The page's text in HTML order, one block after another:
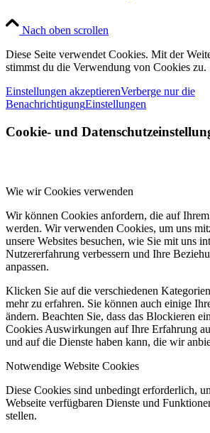
Nach oben scrollen
Diese Seite verwendet Cookies. Mit der
stimmst du die Verwendung von Cookies zu.
Einstellungen akzeptierenVerberge nur die
BenachrichtigungEinstellungen
Cookie- und
Wie wir Cookies verwenden
Wir können Cookies anfordern, die auf
werden. Wir verwenden Cookies, um uns
unsere Websites besuchen, wie Sie mit uns
Nutzererfahrung verbessern und Ihre
anpassen.
Klicken Sie auf die verschiedenen
mehr zu erfahren. Sie können auch einige
ändern. Beachten Sie, dass das Blockieren
Cookies Auswirkungen auf Ihre Erfahrung
und auf die Dienste haben kann, die wir
Notwendige Website Cookies
Diese Cookies sind unbedingt erforderlich,
Webseite verfügbaren Dienste und
stellen.